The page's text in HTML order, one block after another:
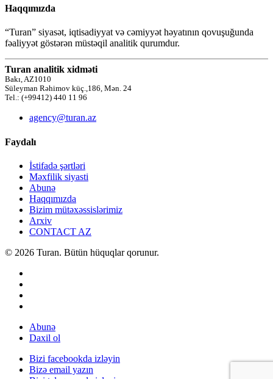
Haqqımızda
“Turan” siyasət, iqtisadiyyat və cəmiyyət həyatının qovuşuğunda
fəaliyyət göstərən müstəqil analitik qurumdur.
Turan analitik xidməti
Bakı, AZ1010
Süleyman Rəhimov küç.,186, Mən. 24
Tel.: (+99412) 440 11 96
agency@turan.az
Faydalı
İstifadə şərtləri
Məxfilik siyasti
Abunə
Haqqımızda
Bizim mütəxəssislərimiz
Arxiv
CONTACT AZ
© 2026 Turan. Bütün hüquqlar qorunur.
Abunə
Daxil ol
Bizi facebookda izləyin
Bizə email yazın